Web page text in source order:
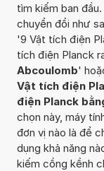
tìm kiếm ban
chuyển đổi như
'9 Vật tích điện
tích điện Planck
Abcoulomb'
Vật tích điện
điện Planck
chọn này, máy
đơn vị nào là để
dụng khả năng
kiếm cồng kềnh